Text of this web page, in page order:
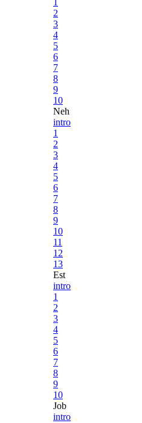
2
3
4
5
6
7
8
9
10
Neh
intro
1
2
3
4
5
6
7
8
9
10
11
12
13
Est
intro
1
2
3
4
5
6
7
8
9
10
Job
intro